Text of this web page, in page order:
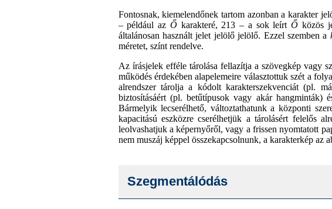
Fontosnak, kiemelendőnek tartom azonban a karakter
–például az Őkarakteré, 213 – a sok leírtŐ közös
általánosan használt jelet jelölő jelölő. Ezzel szemben a
méretet, színt rendelve.
Az írásjelek efféle tárolása fellazítja a szövegkép vagy
működés érdekében alapelemeire választottuk szét a
alrendszer tárolja a kódolt karakterszekvenciát (pl.
biztosításáért (pl. betűtípusok vagy akár hangminták)
Bármelyik lecserélhető, változtathatunk a központi
kapacitású eszközre cserélhetjük a tárolásért felelős
leolvashatjuk a képernyőről, vagy a frissen nyomtatott
nem muszáj képpel összekapcsolnunk, a karakterkép az
Szegmentálódás